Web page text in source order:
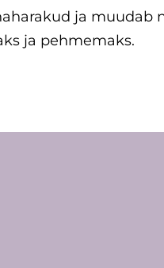
ja muudab
ja pehmemaks.